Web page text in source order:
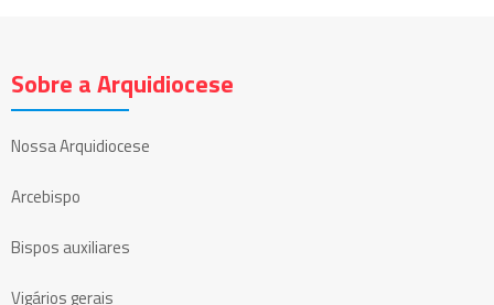
Sobre a Arquidiocese
Nossa Arquidiocese
Arcebispo
Bispos auxiliares
Vigários gerais